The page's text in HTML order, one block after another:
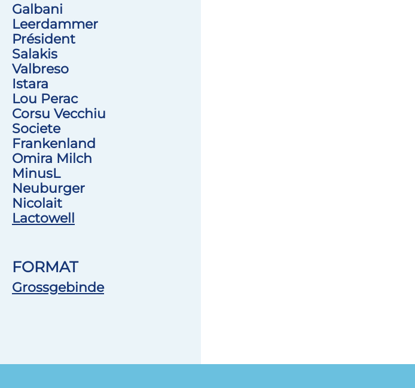
Galbani
Leerdammer
Président
Salakis
Valbreso
Istara
Lou Perac
Corsu Vecchiu
Societe
Frankenland
Omira Milch
MinusL
Neuburger
Nicolait
Lactowell
FORMAT
Grossgebinde